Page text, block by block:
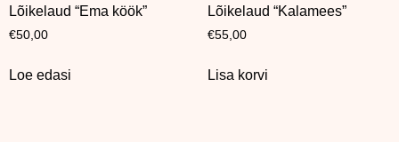
Lõikelaud “Ema köök”
€50,00
Loe edasi
Lõikelaud “Kalamees”
€55,00
Lisa korvi